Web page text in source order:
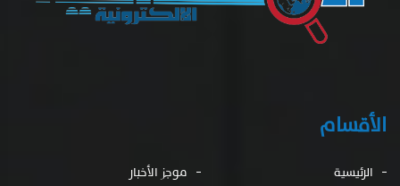
الأقسام
الرئيسية موجز الأخبار